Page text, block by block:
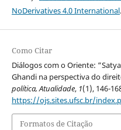
NoDerivatives 4.0 International.
Como Citar
Diálogos com o Oriente:
Ghandi na perspectiva do
política, Atualidade, 1(1), 146-
https://ojs.sites.ufsc.br/
Formatos de Citação